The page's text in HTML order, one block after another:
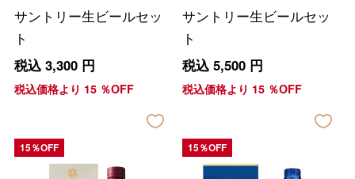
サントリー生ビールセッ
ト
税込 3,300円
税込価格より 15％OFF
サントリー生ビールセッ
ト
税込 5,500円
税込価格より 15％OFF
15％OFF 15％OFF